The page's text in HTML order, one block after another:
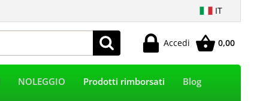
IT
Accedi 0,00
NOLEGGIO Prodotti rimborsati Blog